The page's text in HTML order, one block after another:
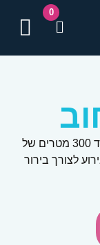
0
מסלול גלישה ע נ ק ! החל מ- 25 מטרים ועד 300 מטרים של
לצורך בירור